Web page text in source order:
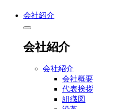
会社紹介
会社紹介
会社紹介
会社概要
代表挨拶
組織図